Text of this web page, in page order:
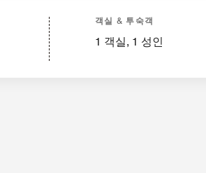
객실 & 투숙객
1 객실, 1 성인
호텔 전경 스위트서비스다양한 서비스